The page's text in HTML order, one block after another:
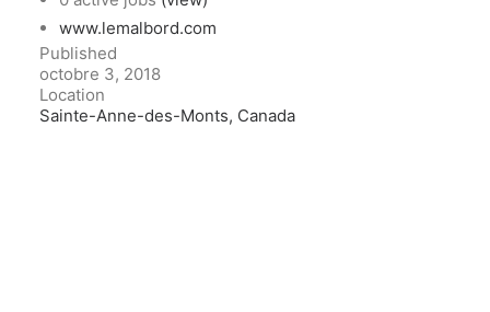
www.lemalbord.com
Published
octobre 3, 2018
Location
Sainte-Anne-des-Monts, Canada